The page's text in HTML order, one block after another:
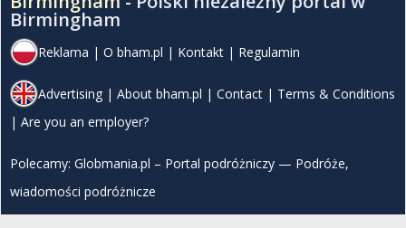
Birmingham
Reklama | O bham.pl | Kontakt | Regulamin
Advertising | About bham.pl | Contact | Terms & Conditions
| Are you an employer?
Polecamy: Globmania.pl – Portal podróżniczy — Podróże,
wiadomości podróżnicze